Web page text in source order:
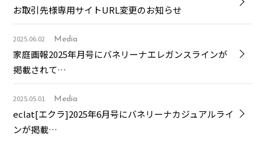
お取引先様専用サイトURL変更のお知らせ
2025.06.02 Media
家庭画報2025年月号にバネリーナエレガンスラインが
掲載されて…
2025.05.01 Media
eclat[エクラ]2025年6月号にバネリーナカジュアルライ
ンが掲載…